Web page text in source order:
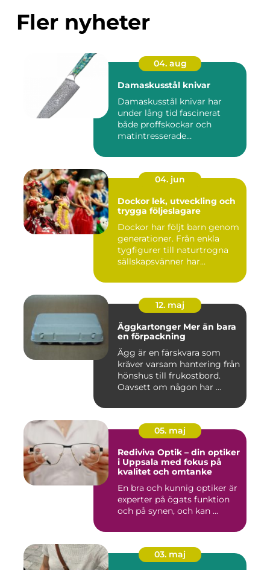
Fler nyheter
04. aug
Damaskusstål knivar
Damaskusstål knivar har
under lång tid fascinerat
både proffskockar och
matintresserade
04. jun
Dockor lek, utveckling och
trygga följeslagare
Dockor har följt barn genom
generationer. Från enkla
tygfigurer till naturtrogna
sällskapsvänner har...
12. maj
Äggkartonger Mer än bara
en förpackning
Ägg är en färskvara som
kräver varsam hantering från
hönshus till frukostbord.
Oavsett om någon har ...
05. maj
Rediviva Optik – din optiker
i Uppsala med fokus på
kvalitet och omtanke
En bra och kunnig optiker är
experter på ögats funktion
och på synen, och kan ...
03. maj